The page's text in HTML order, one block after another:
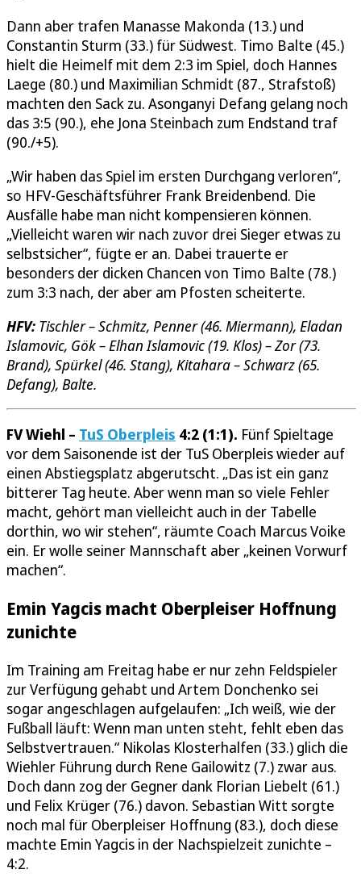
Dann aber trafen Manasse Makonda (13.) und
Constantin Sturm (33.) für Südwest. Timo Balte (45.)
hielt die Heimelf mit dem 2:3 im Spiel, doch Hannes
Laege (80.) und Maximilian Schmidt (87., Strafstoß)
machten den Sack zu. Asonganyi Defang gelang noch
das 3:5 (90.), ehe Jona Steinbach zum Endstand traf
(90./+5).
„Wir haben das Spiel im ersten Durchgang verloren“,
so HFV-Geschäftsführer Frank Breidenbend. Die
Ausfälle habe man nicht kompensieren können.
„Vielleicht waren wir nach zuvor drei Sieger etwas zu
selbstsicher“, fügte er an. Dabei trauerte er
besonders der dicken Chancen von Timo Balte (78.)
zum 3:3 nach, der aber am Pfosten scheiterte.
HFV: Tischler – Schmitz, Penner (46. Miermann), Eladan
Islamovic, Gök – Elhan Islamovic (19. Klos) – Zor (73.
Brand), Spürkel (46. Stang), Kitahara – Schwarz (65.
Defang), Balte.
FV Wiehl – TuS Oberpleis 4:2 (1:1). Fünf Spieltage
vor dem Saisonende ist der TuS Oberpleis wieder auf
einen Abstiegsplatz abgerutscht. „Das ist ein ganz
bitterer Tag heute. Aber wenn man so viele Fehler
macht, gehört man vielleicht auch in der Tabelle
dorthin, wo wir stehen“, räumte Coach Marcus Voike
ein. Er wolle seiner Mannschaft aber „keinen Vorwurf
machen“.
Emin Yagcis macht Oberpleiser Hoffnung
zunichte
Im Training am Freitag habe er nur zehn Feldspieler
zur Verfügung gehabt und Artem Donchenko sei
sogar angeschlagen aufgelaufen: „Ich weiß, wie der
Fußball läuft: Wenn man unten steht, fehlt eben das
Selbstvertrauen.“ Nikolas Klosterhalfen (33.) glich die
Wiehler Führung durch Rene Gailowitz (7.) zwar aus.
Doch dann zog der Gegner dank Florian Liebelt (61.)
und Felix Krüger (76.) davon. Sebastian Witt sorgte
noch mal für Oberpleiser Hoffnung (83.), doch diese
machte Emin Yagcis in der Nachspielzeit zunichte –
4:2.